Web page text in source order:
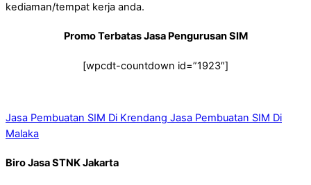
kediaman/tempat kerja anda.
Promo Terbatas Jasa Pengurusan SIM
[wpcdt-countdown id=”1923″]
Jasa Pembuatan SIM Di Krendang Jasa Pembuatan SIM Di
Malaka
Biro Jasa STNK Jakarta